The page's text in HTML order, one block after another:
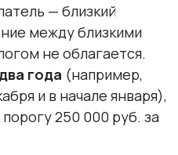
— близкий
между близкими
не облагается.
года (например,
и в начале января),
250 000 руб. за